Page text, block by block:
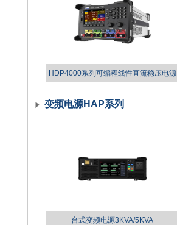
HDP4000系列可编程线性直流稳压电源
变频电源HAP系列
台式变频电源3KVA/5KVA